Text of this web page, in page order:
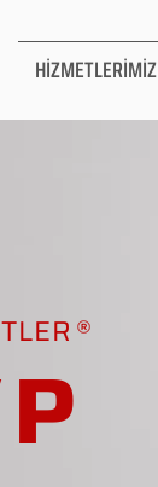
HİZMETLERİMİZ